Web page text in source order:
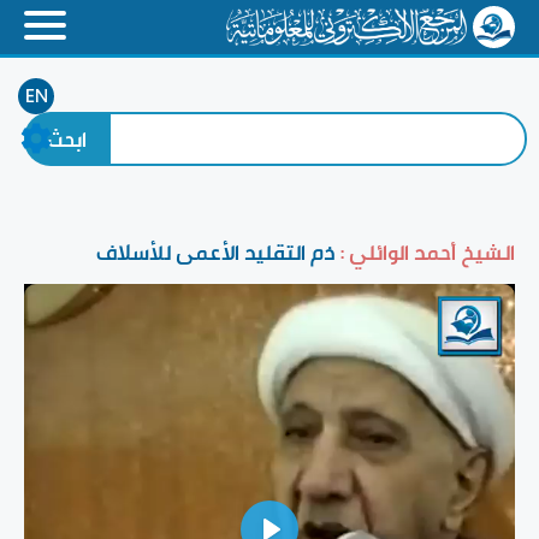
EN
الشيخ أحمد الوائلي :ذم التقليد الأعمى للأسلاف